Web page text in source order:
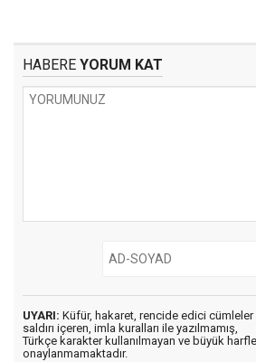
HABERE YORUM KAT
UYARI: Küfür, hakaret, rencide edici cümleler
saldırı içeren, imla kuralları ile yazılmamış,
Türkçe karakter kullanılmayan ve büyük
onaylanmamaktadır.